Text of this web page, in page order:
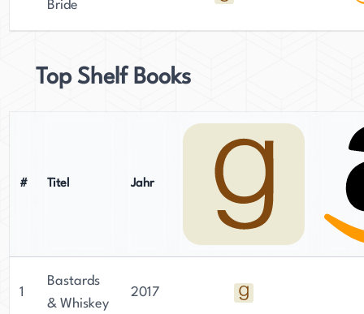
Bride
Top Shelf Books
# Titel Jahr
1
Bastards
& Whiskey
2017